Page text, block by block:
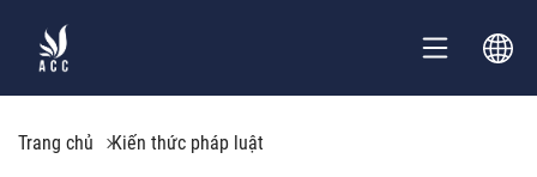
Trang chủ Kiến thức pháp luật